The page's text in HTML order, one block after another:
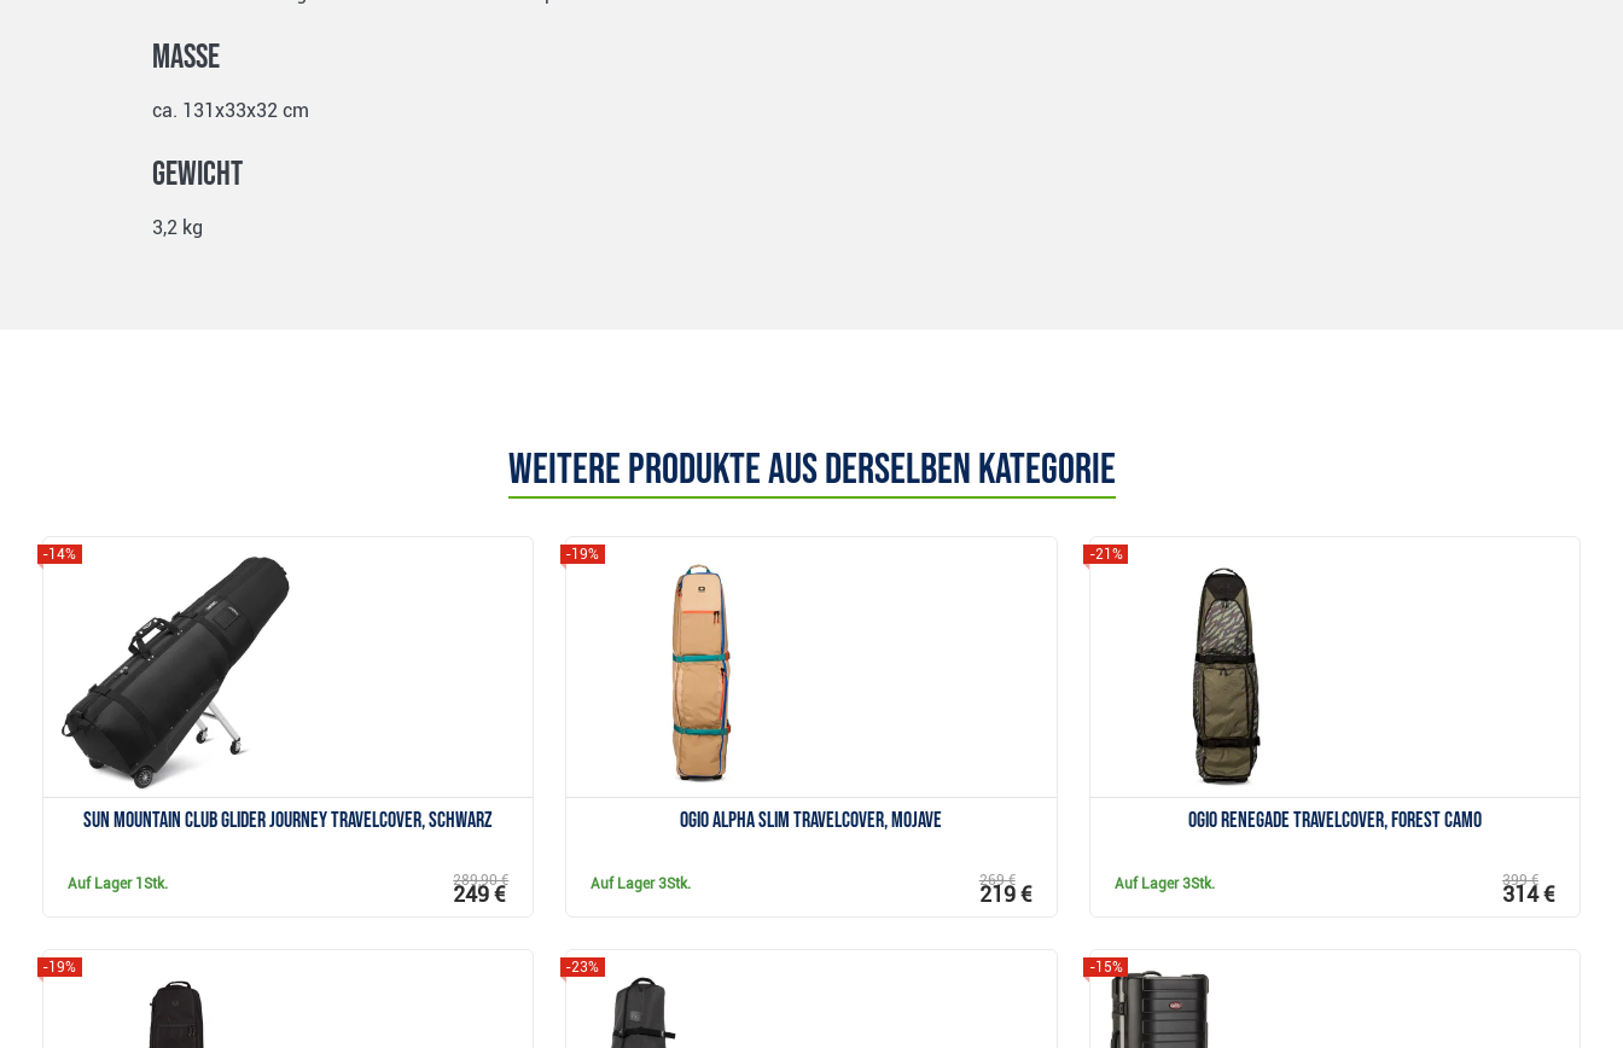
Masse
ca. 131x33x32 cm
Gewicht
3,2 kg
Weitere Produkte aus derselben Kategorie
Sun Mountain Club Glider Journey Travelcover, schwarz
-14%
Auf Lager 1Stk. 289,90 €
249 €
Anzeigen
Ogio Alpha Slim Travelcover, mojave
-19%
Auf Lager3Stk. 269 €
219 €
Ogio Renegade Travelcover, forest camo
-21%
Auf Lager3Stk. 399 €
314 €
-19% -23% -15%